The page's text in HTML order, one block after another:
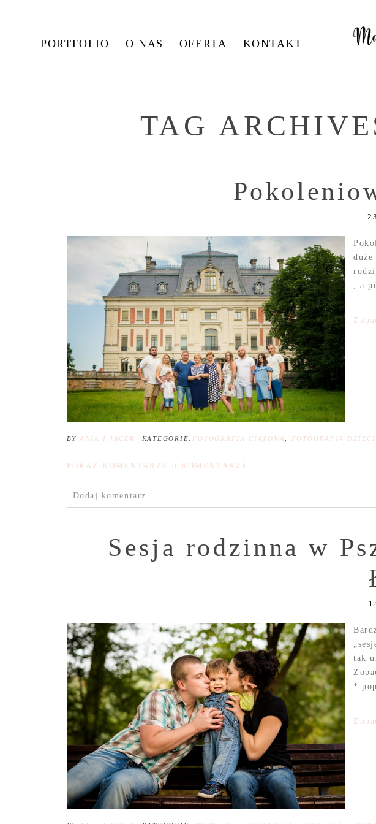
PORTFOLIO O NAS OFERTA KONTAKT
TAG
, a
BY ANIA I JACEK KATEGORIE: FOTOGRAFIA CIĄŻOWA FOTOGRAFIA
POKAŻ KOMENTARZE 0 KOMENTARZE
Dodaj komentarz
Sesja rodzinna w
tak
*